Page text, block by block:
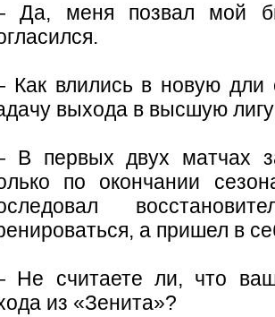
Да, меня позвал мой
влились в новую дли
выхода в высшую
В первых двух матчах
по окончании
а пришел в
считаете ли, что
из «Зенита»?